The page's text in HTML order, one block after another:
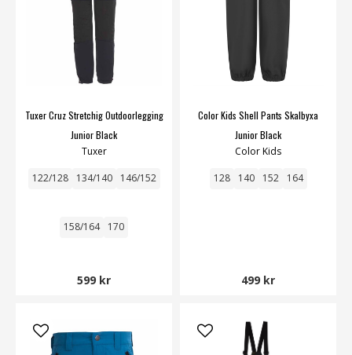
Tuxer Cruz Stretchig Outdoorlegging
Junior Black
Tuxer
122/128 134/140 146/152
158/164 170
599 kr
Color Kids Shell Pants Skalbyxa
Junior Black
Color Kids
128 140 152 164
499 kr